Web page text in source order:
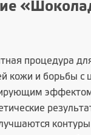
процедура
кожи и борьбы с